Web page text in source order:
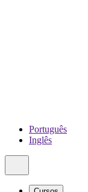
Português
Inglês